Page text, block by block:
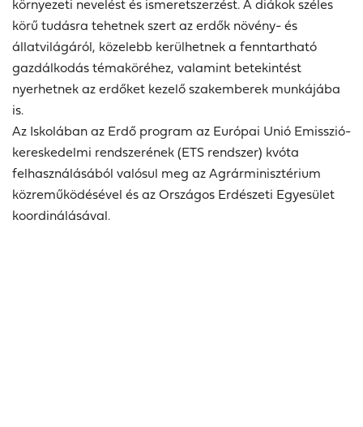
környezeti nevelést és ismeretszerzést. A diákok széles
körű tudásra tehetnek szert az erdők növény- és
állatvilágáról, közelebb kerülhetnek a fenntartható
gazdálkodás témaköréhez, valamint betekintést
nyerhetnek az erdőket kezelő szakemberek munkájába
is.
Az Iskolában az Erdő program az Európai Unió Emisszió-
kereskedelmi rendszerének (ETS rendszer) kvóta
felhasználásából valósul meg az Agrárminisztérium
közreműködésével és az Országos Erdészeti Egyesület
koordinálásával.